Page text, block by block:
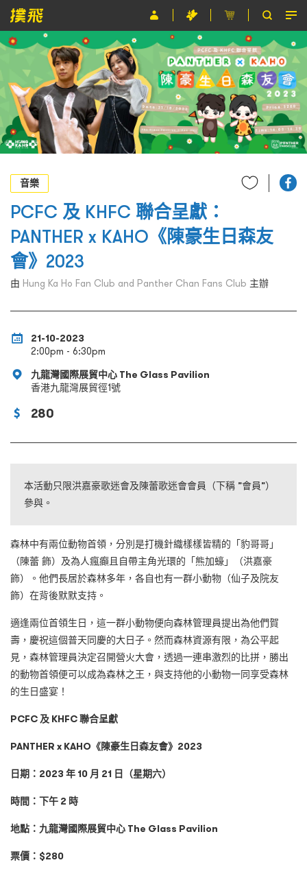
節目
主辦單位
關於撲飛
條款及細則
EN
音樂
PCFC 及 KHFC 聯合呈獻：
PANTHER x KAHO《陳豪生日森友
會》2023
由 Hung Ka Ho Fan Club and Panther Chan Fans Club 主辦
21-10-2023
2:00pm - 6:30pm
九龍灣國際展貿中心 The Glass Pavilion
香港九龍灣展貿徑1號
280
本活動只限洪嘉豪歌迷會及陳蕾歌迷會會員（下稱 ”會員”）
參與。
森林中有兩位動物首領，分別是打機針織樣樣皆精的「豹哥哥」
（陳蕾 飾）及為人瘋癲且自帶主角光環的「熊加蠔」（洪嘉豪
飾）。他們長居於森林多年，各自也有一群小動物（仙子及院友
飾）在背後默默支持。
適逢兩位首領生日，這一群小動物便向森林管理員提出為他們賀
壽，慶祝這個普天同慶的大日子。然而森林資源有限，為公平起
見，森林管理員決定召開營火大會，透過一連串激烈的比拼，勝出
的動物首領便可以成為森林之王，與支持他的小動物一同享受森林
的生日盛宴！
PCFC 及 KHFC 聯合呈獻
PANTHER x KAHO《陳豪生日森友會》2023
日期：2023 年 10 月 21 日（星期六）
時間：下午 2 時
地點：九龍灣國際展貿中心 The Glass Pavilion
票價：$280